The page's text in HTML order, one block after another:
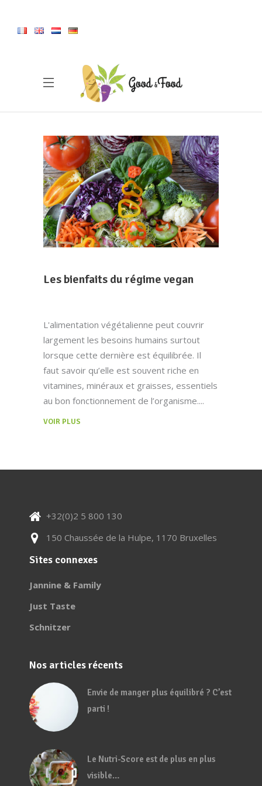
Les bienfaits du régime vegan
L'alimentation végétalienne peut couvrir
largement les besoins humains surtout
lorsque cette dernière est équilibrée. Il
faut savoir qu’elle est souvent riche en
vitamines, minéraux et graisses, essentiels
au bon fonctionnement de l’organisme.
VOIR PLUS
+32(0)2 5 800 130
150 Chaussée de la Hulpe, 1170 Bruxelles
Sites connexes
Jannine & Family
Just Taste
Schnitzer
Nos articles récents
Envie de manger plus équilibré ? C’est
parti !
Le Nutri-Score est de plus en plus
visible…